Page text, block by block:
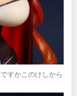
すかこのけしから